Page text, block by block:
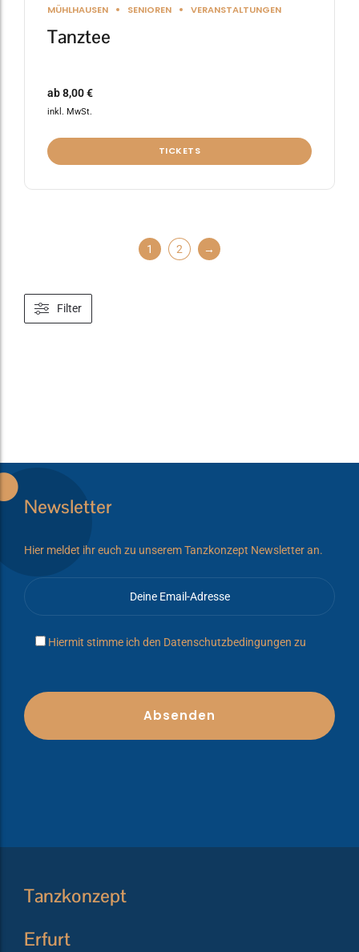
MÜHLHAUSEN SENIOREN VERANSTALTUNGEN
Tanztee
ab8,00€
inkl. MwSt.
TICKETS
1 2 →
Filter
Newsletter
Hier meldet ihr euch zu unserem Tanzkonzept Newsletter an.
Hiermit stimme ich den Datenschutzbedingungen zu
Tanzkonzept
Erfurt